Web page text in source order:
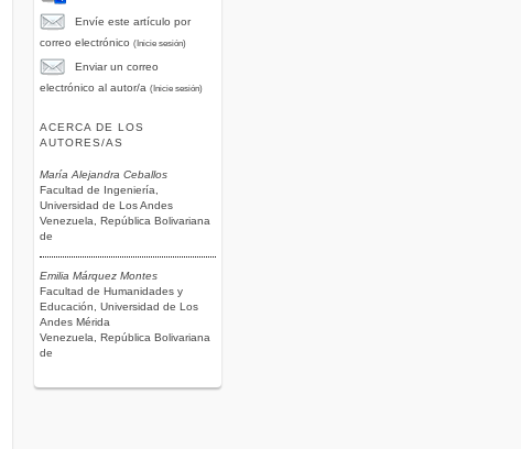
Envíe este artículo por
correo electrónico (Inicie sesión)
Enviar un correo
electrónico al autor/a (Inicie sesión)
ACERCA DE LOS
AUTORES/AS
María Alejandra Ceballos
Facultad de Ingeniería,
Universidad de Los Andes
Venezuela, República Bolivariana
de
Emilia Márquez Montes
Facultad de Humanidades y
Educación, Universidad de Los
Andes Mérida
Venezuela, República Bolivariana
de